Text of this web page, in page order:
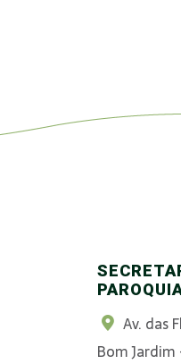
Av. das
Bom